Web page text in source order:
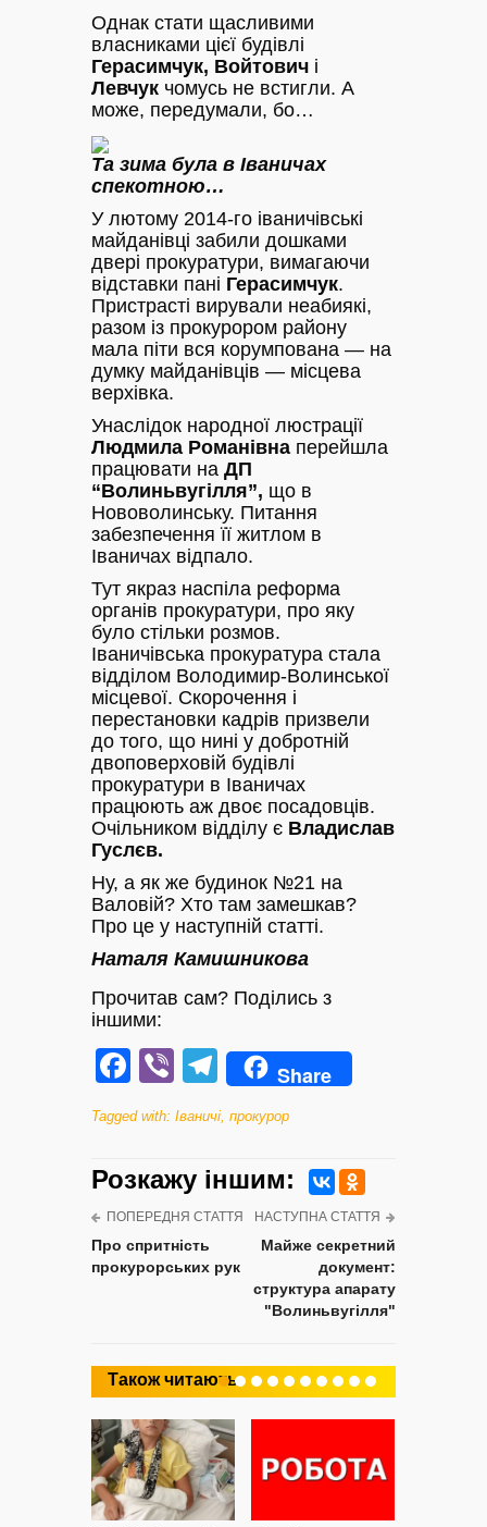
Однак стати щасливими
власниками цієї будівлі
Герасимчук, Войтович і
Левчук чомусь не встигли. А
може, передумали, бо…
Та зима була в Іваничах
спекотною…
У лютому 2014-го іваничівські
майданівці забили дошками
двері прокуратури, вимагаючи
відставки пані Герасимчук.
Пристрасті вирували неабиякі,
разом із прокурором району
мала піти вся корумпована — на
думку майданівців — місцева
верхівка.
Унаслідок народної люстрації
Людмила Романівна перейшла
працювати на ДП
“Волиньвугілля”, що в
Нововолинську. Питання
забезпечення її житлом в
Іваничах відпало.
Тут якраз наспіла реформа
органів прокуратури, про яку
було стільки розмов.
Іваничівська прокуратура стала
відділом Володимир-Волинської
місцевої. Скорочення і
перестановки кадрів призвели
до того, що нині у добротній
двоповерховій будівлі
прокуратури в Іваничах
працюють аж двоє посадовців.
Очільником відділу є Владислав
Гуслєв.
Ну, а як же будинок №21 на
Валовій? Хто там замешкав?
Про це у наступній статті.
Наталя Камишникова
Прочитав сам? Поділись з
іншими:
Facebook
ViberTelegram
Share
Tagged with: Іваничі, прокурор
Розкажу iншим:
ПОПЕРЕДНЯ СТАТТЯ
Про спритність
прокурорських рук
НАСТУПНА СТАТТЯ
Майже секретний
документ:
структура апарату
"Волиньвугілля"
Також читають